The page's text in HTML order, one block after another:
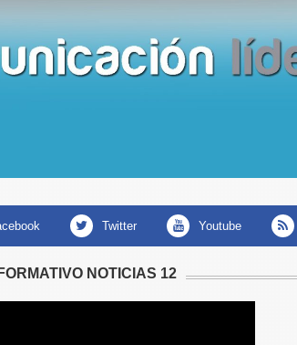
twitter youtube
NOTICIAS 12